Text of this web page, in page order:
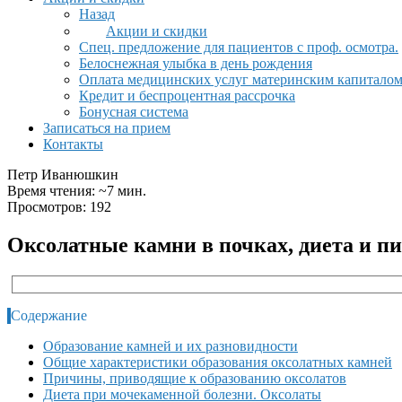
Назад
Акции и скидки
Спец. предложение для пациентов с проф. осмотра.
Белоснежная улыбка в день рождения
Оплата медицинских услуг материнским капиталом
Кредит и беспроцентная рассрочка
Бонусная система
Записаться на прием
Контакты
Петр Иванюшкин
Время чтения: ~7 мин.
Просмотров: 192
Оксолатные камни в почках, диета и
Содержание
Образование камней и их разновидности
Общие характеристики образования оксолатных камней
Причины, приводящие к образованию оксолатов
Диета при мочекаменной болезни. Оксолаты